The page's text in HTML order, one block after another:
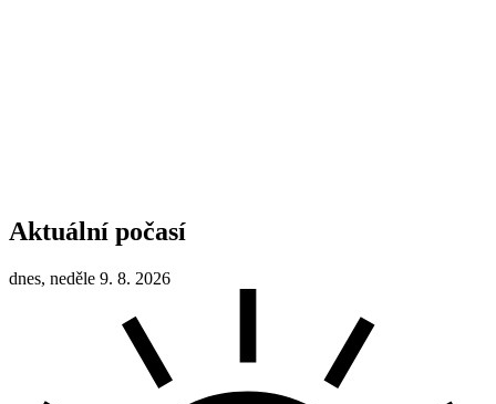
Aktuální počasí
dnes, neděle 9. 8. 2026